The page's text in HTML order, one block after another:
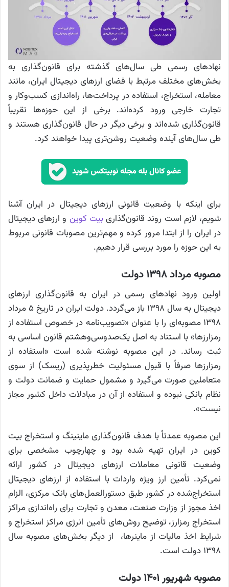
نهادهای رسمی طی سال‌های گذشته برای قانون‌گذاری به
بخش‌های مختلف مرتبط با فضای ارزهای دیجیتال ایران، مانند
معامله، استخراج، استفاده در پرداخت‌ها، راه‌اندازی کسب‌وکار و
تجارت خارجی ورود کرده‌اند. برخی از این حوزه‌ها تقریباً
قانون‌گذاری شده‌اند و برخی دیگر در حال قانون‌گذاری هستند و
طی سال‌های آینده وضعیت روشن‌تری پیدا خواهند کرد.
برای اینکه با وضعیت قانونی ارزهای دیجیتال در ایران آشنا
شویم، لازم است روند قانون‌گذاریبیت کوین و ارزهای دیجیتال
در ایران را از ابتدا مرور کرده و مهم‌ترین مصوبات قانونی مربوط
به این حوزه را مورد بررسی قرار دهیم.
مصوبه مرداد ۱۳۹۸ دولت
اولین ورود نهادهای رسمی در ایران به قانون‌گذاری ارزهای
دیجیتال به سال ۱۳۹۸ باز می‌گردد. دولت ایران در تاریخ ۵ مرداد
۱۳۹۸ مصوبه‌ای را با عنوان «تصویب‌نامه در خصوص استفاده از
رمزارزها» با استناد به اصل یک‌صدوسی‌وهشتم قانون اساسی به
ثبت رساند. در این مصوبه نوشته شده است «استفاده از
رمز‌ارزها صرفاً با قبول مسئوليت خطرپذيری (ريسک) از سوی
متعاملين صورت می‌گيرد و مشمول حمايت و ضمانت دولت و
نظام بانکی نبوده و استفاده از آن در مبادلات داخل كشور مجاز
نيست».
این مصوبه عمدتاً با هدف قانون‌گذاری ماینینگ و استخراج بیت
کوین در ایران تهیه شده بود و چهارچوب مشخصی برای
وضعیت قانونی معاملات ارزهای دیجیتال در کشور ارائه
نمی‌کرد. تأمین ارز ویژه واردات با استفاده از ارزهای دیجیتال
استخراج‌شده در کشور طبق دستورالعمل‌های بانک مرکزی، الزام
اخذ مجوز از وزارت صنعت، معدن و تجارت برای راه‌اندازی مراکز
استخراج رمزارز، توضیح روش‌های تأمین انرژی مراکز استخراج و
شرایط اخذ مالیات از ماینرها، از دیگر بخش‌های مصوبه سال
۱۳۹۸ دولت است.
مصوبه شهریور ۱۴۰۱ دولت